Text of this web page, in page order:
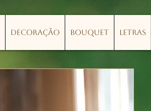
Decoração Bouquet Letras